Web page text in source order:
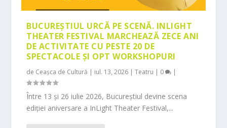
BUCUREȘTIUL URCĂ PE SCENĂ. INLIGHT
THEATER FESTIVAL MARCHEAZĂ ZECE ANI
DE ACTIVITATE CU PESTE 20 DE
SPECTACOLE ȘI OPT WORKSHOPURI
de Ceașca de Cultură | iul. 13, 2026 |Teatru | 0 |
Între 13 și 26 iulie 2026, Bucureștiul devine scena
ediției aniversare a InLight Theater Festival,...